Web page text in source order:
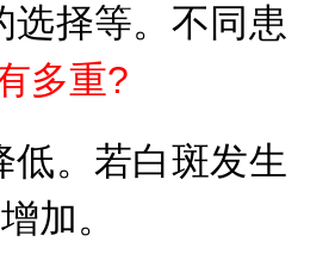
择等。不同患
多重?
。若白斑发生
加。